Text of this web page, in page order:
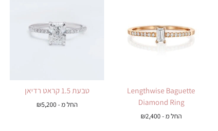
Lengthwise Baguette
Diamond Ring
החל מ - ₪2,400
טבעת 1.5 קראט רדיאן
החל מ - ₪5,200